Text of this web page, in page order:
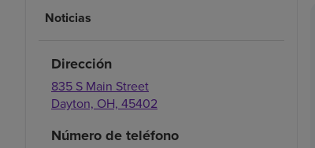
Noticias
Dirección
835 S Main Street
Dayton, OH, 45402
Número de teléfono